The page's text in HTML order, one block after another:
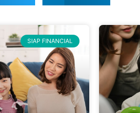
SIAP FINANCIAL